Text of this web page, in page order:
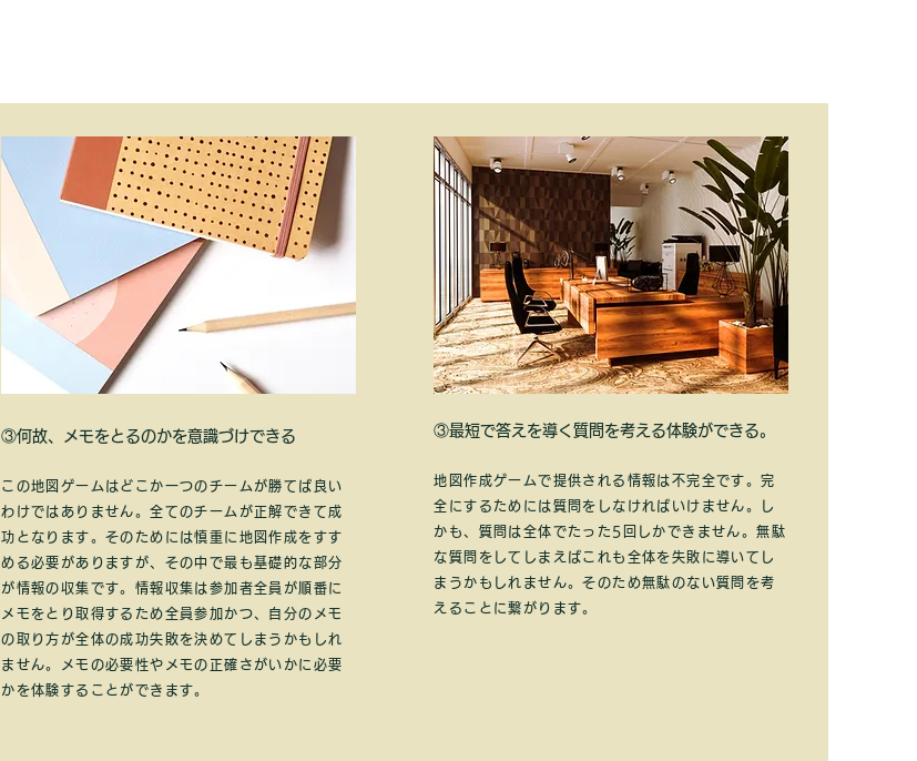
③何故、メモをとるのかを意識づけできる
この地図ゲームはどこか一つのチームが勝てば良い
わけではありません。全てのチームが正解できて成
功となります。そのためには慎重に地図作成をすす
める必要がありますが、その中で最も基礎的な部分
が情報の収集です。情報収集は参加者全員が順番に
メモをとり取得するため全員参加かつ、自分のメモ
の取り方が全体の成功失敗を決めてしまうかもしれ
ません。メモの必要性やメモの正確さがいかに必要
かを体験することができます。
③最短で答えを導く質問を考える体験ができる。
地図作成ゲームで提供される情報は不完全です。完
全にするためには質問をしなければいけません。し
かも、質問は全体でたった5回しかできません。無駄
な質問をしてしまえばこれも全体を失敗に導いてし
まうかもしれません。そのため無駄のない質問を考
えることに繋がります。